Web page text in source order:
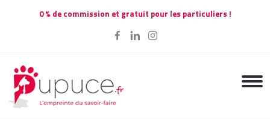
0 % de commission et gratuit pour les particuliers !